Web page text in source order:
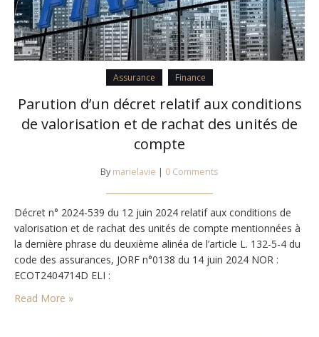
Assurance Finance
Parution d’un décret relatif aux conditions
de valorisation et de rachat des unités de
compte
By marielavie | 0 Comments
Décret n° 2024-539 du 12 juin 2024 relatif aux conditions de
valorisation et de rachat des unités de compte mentionnées à
la dernière phrase du deuxième alinéa de l’article L. 132-5-4 du
code des assurances, JORF n°0138 du 14 juin 2024 NOR :
ECOT2404714D ELI :
https://www.legifrance.gouv.fr/eli/decret/2024/6/12/
Read More »